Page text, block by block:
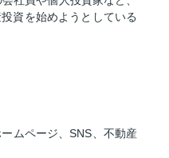
資を始めようとしている
ムページ、SNS、不動産